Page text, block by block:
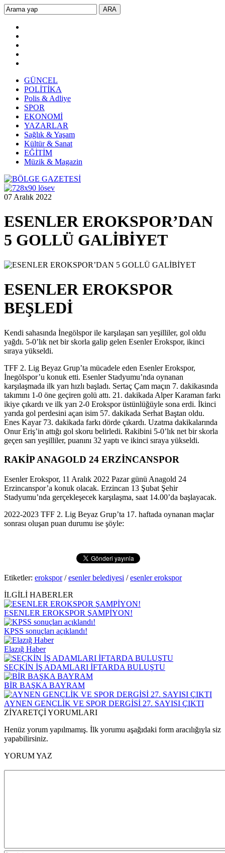
GÜNCEL
POLİTİKA
Polis & Adliye
SPOR
EKONOMİ
YAZARLAR
Sağlık & Yaşam
Kültür & Sanat
EĞİTİM
Müzik & Magazin
07 Aralık 2022
ESENLER EROKSPOR’DAN
5 GOLLÜ GALİBİYET
ESENLER EROKSPOR
BEŞLEDİ
Kendi sahasında İnegölspor ile karşılaşan sarı yeşilliler, gol oldu
yağdı. 5-0’lık net bir skorla galip gelen Esenler Erokspor, ikinci
sıraya yükseldi.
TFF 2. Lig Beyaz Grup’ta mücadele eden Esenler Erokspor,
İnegölspor’u konuk etti. Esenler Stadyumu’nda oynanan
karşılaşmada ilk yarı hızlı başladı. Sertaç Çam maçın 7. dakikasında
takımını 1-0 öne geçiren golü attı. 21. dakikada Alper Karaman farkı
ikiye çıkardı ve ilk yarı 2-0 Erokspor üstünlüğüyle sona erdi. İkinci
yarıda gol perdesini açan isim 57. dakikada Serhat Baştan oldu.
Enes Kayar 73. dakikada farkı dörde çıkardı. Uzatma dakikalarında
Onur Eriş’in attığı gol skoru belirledi. Rakibini 5-0’lık net bir skorla
geçen sarı yeşilliler, puanını 32 yaptı ve ikinci sıraya yükseldi.
RAKİP ANAGOLD 24 ERZİNCANSPOR
Esenler Erokspor, 11 Aralık 2022 Pazar günü Anagold 24
Erzincanspor’a konuk olacak. Erzincan 13 Şubat Şehir
Stadyumu’nda gerçekleşecek karşılaşma, saat 14.00’da başlayacak.
2022-2023 TFF 2. Lig Beyaz Grup’ta 17. haftada oynanan maçlar
sonrası oluşan puan durumu ise şöyle:
Etiketler: erokspor/esenler belediyesi /esenler erokspor
İLGİLİ HABERLER
ESENLER EROKSPOR ŞAMPİYON!
KPSS sonuçları açıklandı!
Elazığ Haber
SEÇKİN İŞ ADAMLARI İFTARDA BULUŞTU
BİR BAŞKA BAYRAM
AYNEN GENÇLİK VE SPOR DERGİSİ 27. SAYISI ÇIKTI
ZİYARETÇİ YORUMLARI
Henüz yorum yapılmamış. İlk yorumu aşağıdaki form aracılığıyla siz
yapabilirsiniz.
YORUM YAZ